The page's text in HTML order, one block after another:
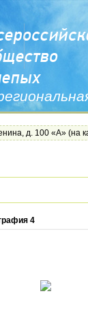
д. 100 «А» (на
4